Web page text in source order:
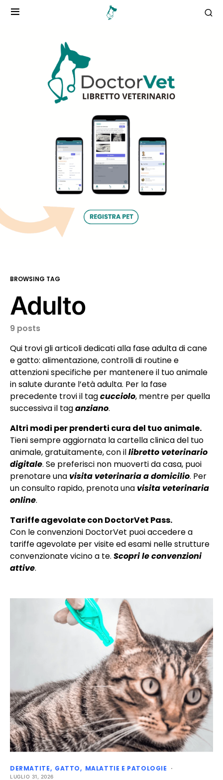
BROWSING TAG
Adulto
9 posts
Qui trovi gli articoli dedicati alla fase adulta di cane
e gatto: alimentazione, controlli di routine e
attenzioni specifiche per mantenere il tuo animale
in salute durante l’età adulta. Per la fase
precedente trovi il tagcucciolo, mentre per quella
successiva il taganziano.
Altri modi per prenderti cura del tuo animale.
Tieni sempre aggiornata la cartella clinica del tuo
animale, gratuitamente, con illibretto veterinario
digitale. Se preferisci non muoverti da casa, puoi
prenotare una visita veterinaria a domicilio. Per
un consulto rapido, prenota una visita veterinaria
online.
Tariffe agevolate con DoctorVet Pass.
Con le convenzioni DoctorVet puoi accedere a
tariffe agevolate per visite ed esami nelle strutture
convenzionate vicino a te. Scopri le convenzioni
attive.
DERMATITE GATTO MALATTIE E PATOLOGIE
LUGLIO 31, 2026